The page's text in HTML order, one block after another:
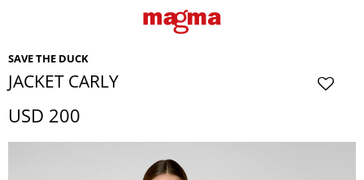
SAVE THE DUCK
JACKET CARLY
USD 200